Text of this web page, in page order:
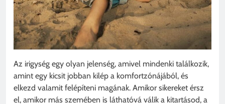
Az irigység egy olyan jelenség, amivel mindenki találkozik,
amint egy kicsit jobban kilép a komfortzónájából, és
elkezd valamit felépíteni magának. Amikor sikereket érsz
el, amikor más szemében is láthatóvá válik a kitartásod, a